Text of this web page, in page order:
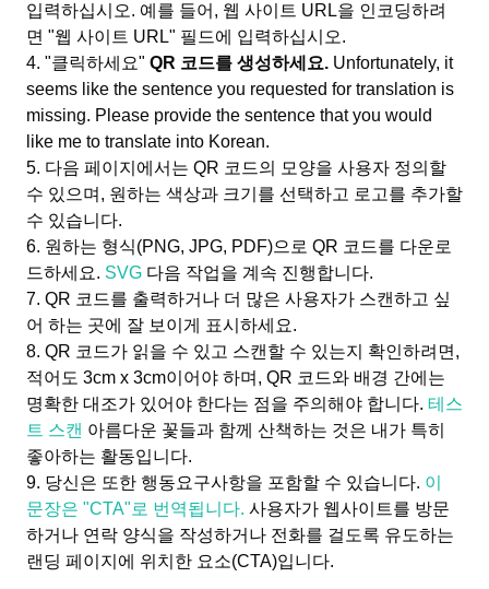
입력하십시오. 예를 들어, 웹 사이트 URL을 인코딩하려
면 "웹 사이트 URL" 필드에 입력하십시오.
"클릭하세요" QR 코드를 생성하세요. Unfortunately, it
seems like the sentence you requested for translation is
missing. Please provide the sentence that you would
like me to translate into Korean.
다음 페이지에서는 QR 코드의 모양을 사용자 정의할
수 있으며, 원하는 색상과 크기를 선택하고 로고를 추가할
수 있습니다.
원하는 형식(PNG, JPG, PDF)으로 QR 코드를 다운로
드하세요. SVG 다음 작업을 계속 진행합니다.
QR 코드를 출력하거나 더 많은 사용자가 스캔하고 싶
어 하는 곳에 잘 보이게 표시하세요.
QR 코드가 읽을 수 있고 스캔할 수 있는지 확인하려면,
적어도 3cm x 3cm이어야 하며, QR 코드와 배경 간에는
명확한 대조가 있어야 한다는 점을 주의해야 합니다. 테스
트 스캔 아름다운 꽃들과 함께 산책하는 것은 내가 특히
좋아하는 활동입니다.
당신은 또한 행동요구사항을 포함할 수 있습니다. 이
문장은 "CTA"로 번역됩니다. 사용자가 웹사이트를 방문
하거나 연락 양식을 작성하거나 전화를 걸도록 유도하는
랜딩 페이지에 위치한 요소(CTA)입니다.